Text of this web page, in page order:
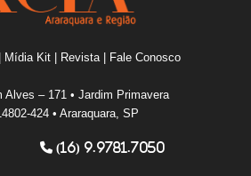
Mídia Kit| Revista| Fale Conosco
Alves – 171 • Jardim Primavera
424 • Araraquara, SP
(16) 9.9781.7050